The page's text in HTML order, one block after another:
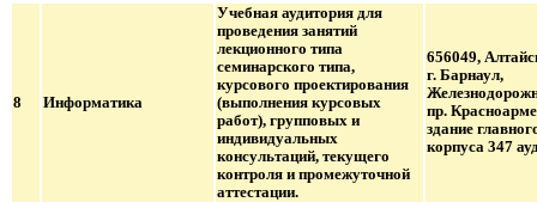
8 Информатика
Учебная аудитория для
проведения занятий
лекционного типа
семинарского типа,
курсового проектирования
(выполнения курсовых
работ), групповых и
индивидуальных
консультаций, текущего
контроля и промежуточной
аттестации.
656049,
г. Барнаул,
пр.
здание
корпуса 347